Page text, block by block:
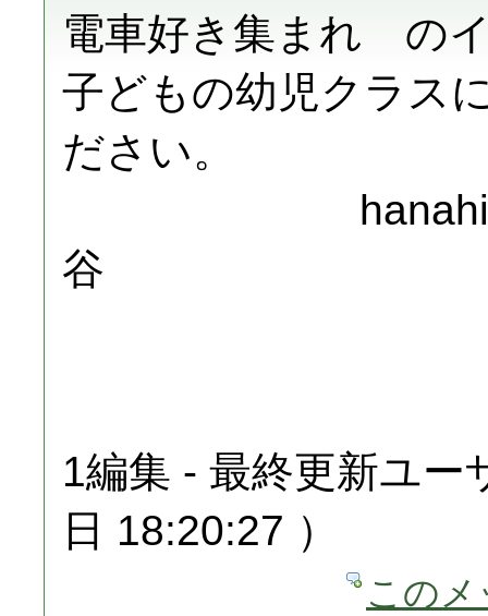
電車好き集まれ の
子どもの幼児クラス
ださい。
谷
1編集 - 最終更新ユー
日 18:20:27 ）
この